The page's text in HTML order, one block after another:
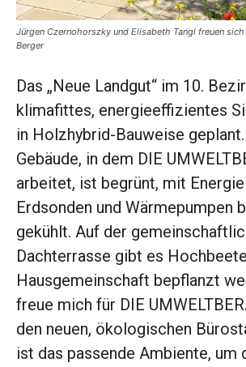
Jürgen Czernohorszky und Elisabeth Tangl freuen sich
Berger
Das „Neue Landgut“ im 10.
klimafittes, energieeffizientes
in Holzhybrid-Bauweise geplant.
Gebäude, in dem DIE
arbeitet, ist begrünt, mit Energie
Erdsonden und Wärmepumpen
gekühlt. Auf der
Dachterrasse gibt es
Hausgemeinschaft bepflanzt
freue mich für DIE
den neuen, ökologischen
ist das passende Ambiente, um